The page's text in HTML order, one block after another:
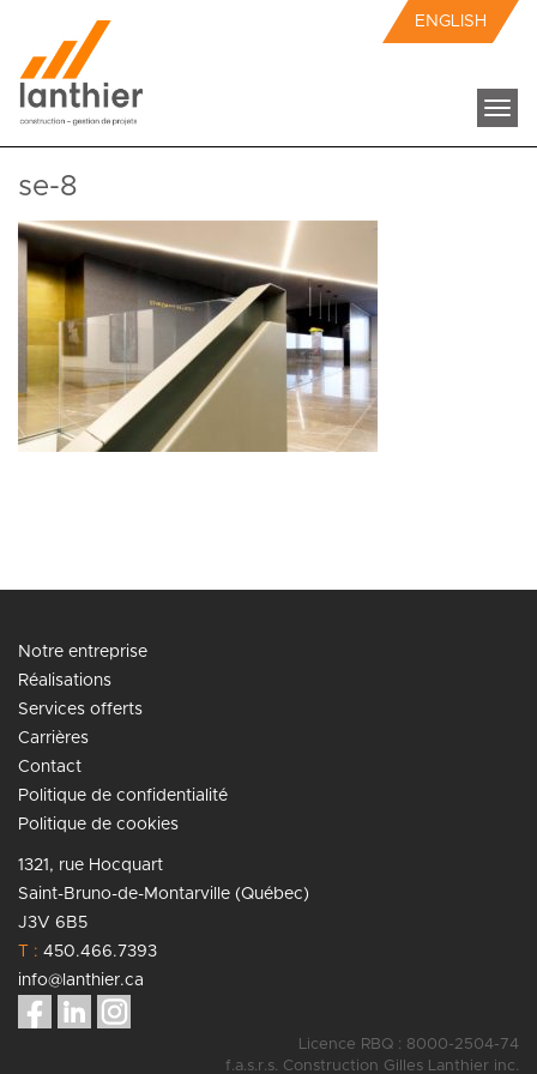
ENGLISH
se-8
Notre entreprise
Réalisations
Services offerts
Carrières
Contact
Politique de confidentialité
Politique de cookies
1321, rue Hocquart
Saint-Bruno-de-Montarville (Québec)
J3V 6B5
T : 450.466.7393
info@lanthier.ca
Licence RBQ : 8000-2504-74
f.a.s.r.s. Construction Gilles Lanthier inc.